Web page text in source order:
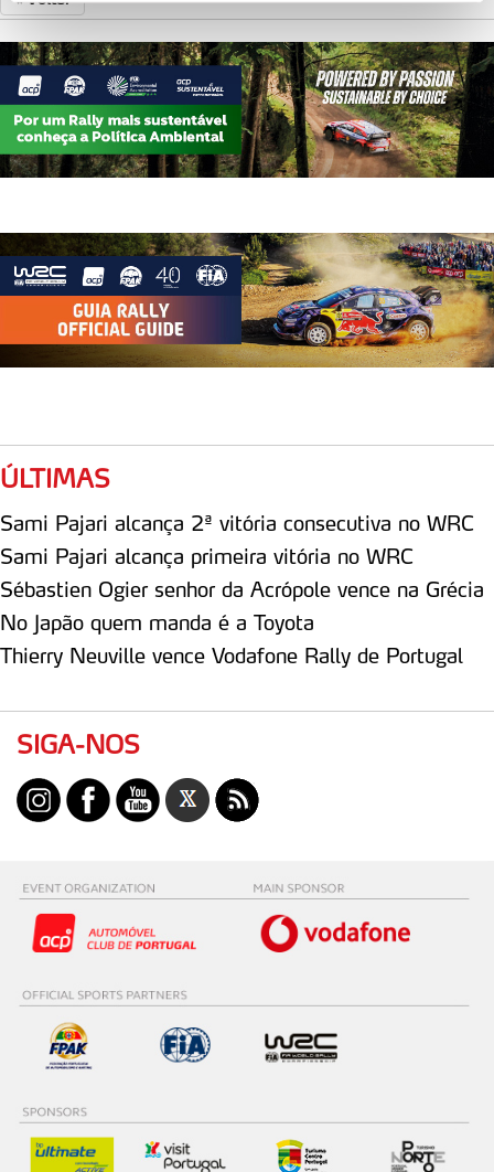
personalizar conteúdos e anúncios, para lhe proporcionar
funcionalidades de redes sociais, bem como para
analisar dados de navegação no nosso website.
Adicionalmente partilhamos informação, relativa à sua
utilização do nosso site de publicidade e de análise, com
parceiros e organizações na UE e em países terceiros.
O ACP garantirá que as transferências internacionais de
dados pessoais serão realizadas apenas com o seu
consentimento e quando tal se afigure estritamente
necessário no contexto dos serviços a prestar.
Realçamos que o bloqueio de certo tipo de Cookies e
disponibilizados.
ÚLTIMAS
Sami Pajari alcança 2ª vitória consecutiva no WRC
Sami Pajari alcança primeira vitória no WRC
Sébastien Ogier senhor da Acrópole vence na Grécia
No Japão quem manda é a Toyota
Thierry Neuville vence Vodafone Rally de Portugal
SIGA-NOS